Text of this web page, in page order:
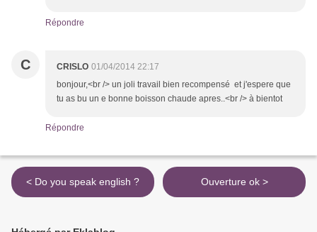
Répondre
C CRISLO 01/04/2014 22:17
bonjour,<br /> un joli travail bien recompensé et j'espere que
tu as bu un e bonne boisson chaude apres..<br /> à bientot
Répondre
< Do you speak english ? Ouverture ok >